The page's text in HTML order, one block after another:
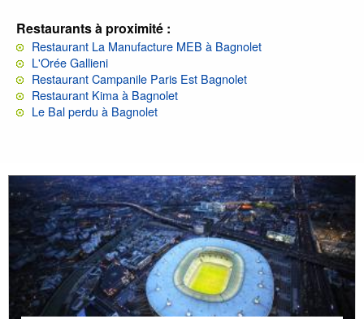
Restaurants à proximité :
Restaurant La Manufacture MEB à Bagnolet
L'Orée Gallieni
Restaurant Campanile Paris Est Bagnolet
Restaurant Kima à Bagnolet
Le Bal perdu à Bagnolet